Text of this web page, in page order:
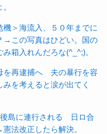
機＞海流入、５０年までに
→この写真はひどい。国の
箱入れんだろな(^_^;)。
を再逮捕へ 夫の暴行を容
を考えると涙が出てく
島に連行される 日ロ合
法改正したら解決。